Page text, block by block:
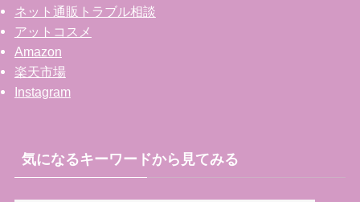
ネット通販トラブル相談
アットコスメ
Amazon
楽天市場
Instagram
気になるキーワードから見てみる